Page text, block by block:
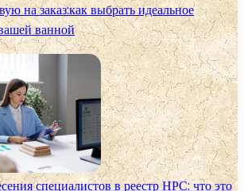
на заказ:как выбрать идеальное
ванной
специалистов в реестр НРС: что это